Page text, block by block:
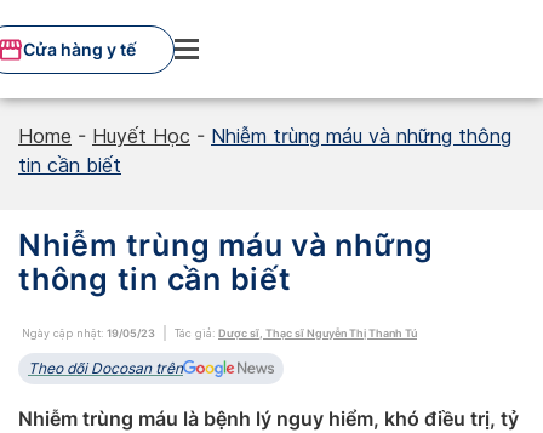
to
content
Cửa hàng y tế
Home - Huyết Học - Nhiễm trùng máu và những thông
tin cần biết
Nhiễm trùng máu và những
thông tin cần biết
Ngày cập nhật: 19/05/23 Tác giả: Dược sĩ, Thạc sĩ Nguyễn Thị Thanh Tú
Theo dõi Docosan trên
Nhiễm trùng máu là bệnh lý nguy hiểm, khó điều trị, tỷ